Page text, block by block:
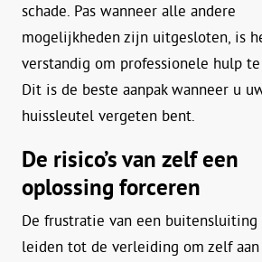
schade. Pas wanneer alle andere
mogelijkheden zijn uitgesloten, is
verstandig om professionele hulp te
Dit is de beste aanpak wanneer u
huissleutel vergeten bent.
De risico’s van zelf een
oplossing forceren
De frustratie van een buitensluiting
leiden tot de verleiding om zelf